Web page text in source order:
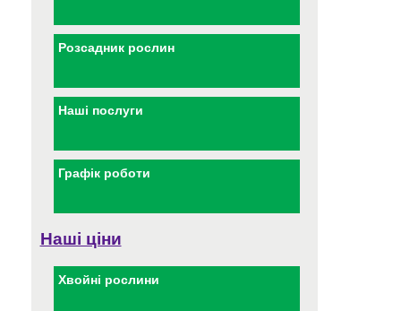
Розсадник рослин
Наші послуги
Графік роботи
Наші ціни
Хвойні рослини